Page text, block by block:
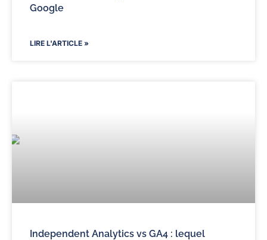
Google
LIRE L'ARTICLE »
Independent Analytics vs GA4 : lequel